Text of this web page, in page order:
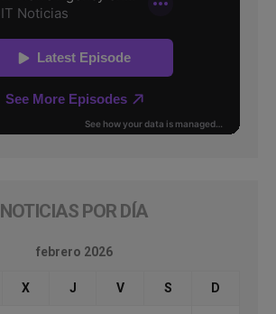
NOTICIAS POR DÍA
febrero 2026
X J V S D